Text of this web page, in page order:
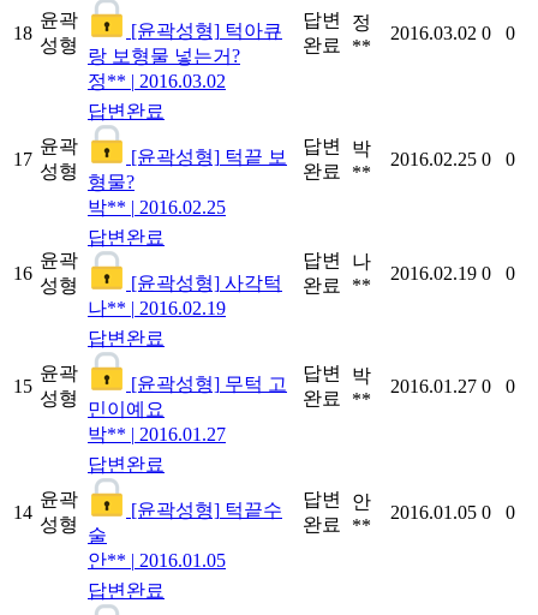
18
윤곽
성형
[윤곽성형] 턱아큐
랑 보형물 넣는거?
정** | 2016.03.02
답변
완료
정
**
2016.03.02 0 0
17
윤곽
성형
답변완료
[윤곽성형] 턱끝 보
형물?
박** | 2016.02.25
답변
완료
박
**
2016.02.25 0 0
16
윤곽
성형
답변완료
[윤곽성형] 사각턱
나** | 2016.02.19
답변
완료
나
**
2016.02.19 0 0
15
윤곽
성형
답변완료
[윤곽성형] 무턱 고
민이예요
박** | 2016.01.27
답변
완료
박
**
2016.01.27 0 0
14
윤곽
성형
답변완료
[윤곽성형] 턱끝수
술
안** | 2016.01.05
답변
완료
안
**
2016.01.05 0 0
답변완료